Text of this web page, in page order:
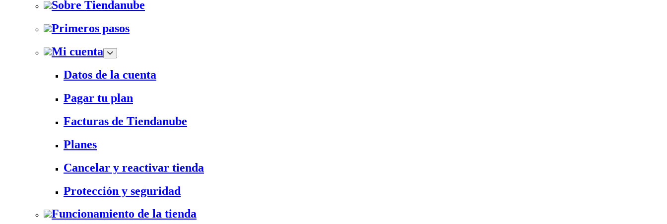
Sobre Tiendanube
Primeros pasos
Mi cuenta
Datos de la cuenta
Pagar tu plan
Facturas de Tiendanube
Planes
Cancelar y reactivar tienda
Protección y seguridad
Funcionamiento de la tienda